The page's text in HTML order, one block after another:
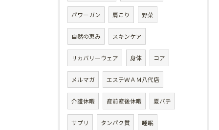
パワーガン 肩こり 野菜
自然の恵み スキンケア
リカバリーウェア 身体 コア
メルマガ エステＷＡＭ八代店
介護休暇 産前産後休暇 夏バテ
サプリ タンパク質 睡眠